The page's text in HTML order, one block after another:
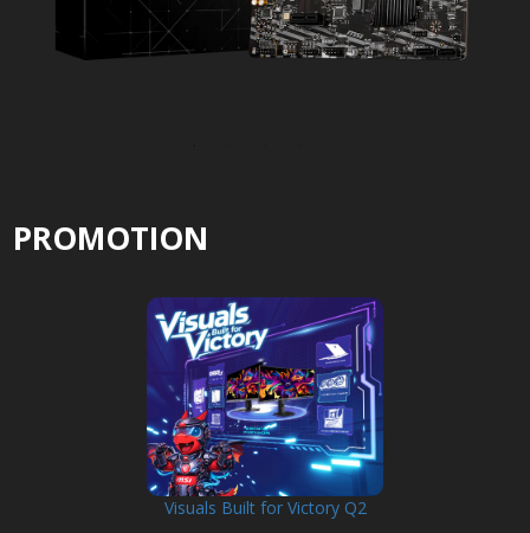
PROMOTION
Visuals Built for Victory Q2